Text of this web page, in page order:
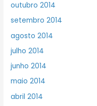
outubro 2014
setembro 2014
agosto 2014
julho 2014
junho 2014
maio 2014
abril 2014